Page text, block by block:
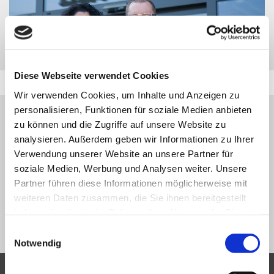
Diese Webseite verwendet Cookies
Wir verwenden Cookies, um Inhalte und Anzeigen zu
personalisieren, Funktionen für soziale Medien anbieten
zu können und die Zugriffe auf unsere Website zu
analysieren. Außerdem geben wir Informationen zu Ihrer
Verwendung unserer Website an unsere Partner für
soziale Medien, Werbung und Analysen weiter. Unsere
Partner führen diese Informationen möglicherweise mit
weiteren Daten zusammen, die Sie ihnen bereitgestellt
Notwendig
HINWEIS:
DAS GESUCHTE FAHRZEUG WURDE ZWISCHENZEITLICH
VERKAUFT BZW. IST NICHT MEHR IN UNSERER
FAHRZEUGDATENBANK VERFÜGBAR.
VIELEN DANK FÜR IHR VERSTÄNDNIS.